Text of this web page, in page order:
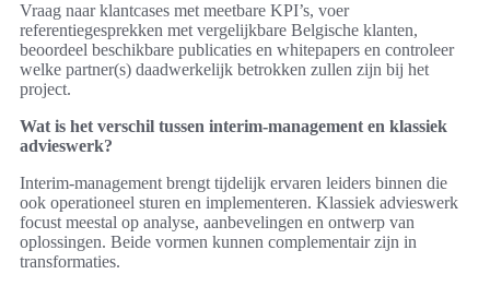
Vraag naar klantcases met meetbare KPI’s, voer
referentiegesprekken met vergelijkbare Belgische klanten,
beoordeel beschikbare publicaties en whitepapers en controleer
welke partner(s) daadwerkelijk betrokken zullen zijn bij het
project.
Wat is het verschil tussen interim-management en klassiek
advieswerk?
Interim-management brengt tijdelijk ervaren leiders binnen die
ook operationeel sturen en implementeren. Klassiek advieswerk
focust meestal op analyse, aanbevelingen en ontwerp van
oplossingen. Beide vormen kunnen complementair zijn in
transformaties.